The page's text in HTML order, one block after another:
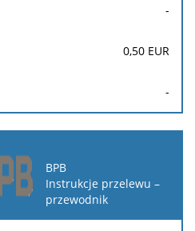
-
0,50 EUR
-
BPB
Instrukcje przelewu –
przewodnik